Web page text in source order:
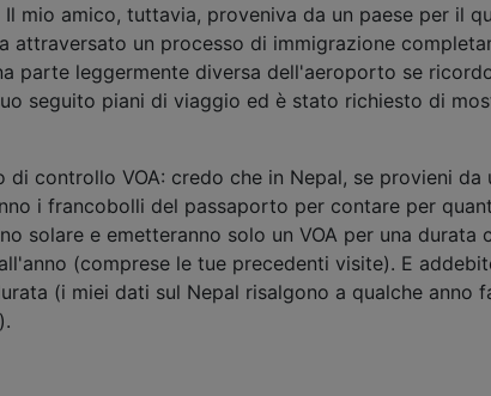
Il mio amico, tuttavia, proveniva da un paese per il
attraversato un processo di immigrazione
parte leggermente diversa dell'aeroporto se
seguito piani di viaggio ed è stato richiesto di
di controllo VOA: credo che in Nepal, se provieni da
i francobolli del passaporto per contare per
solare e emetteranno solo un VOA per una durata
(comprese le tue precedenti visite). E
(i miei dati sul Nepal risalgono a qualche anno